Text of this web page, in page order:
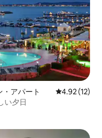
アパート レビュー12
4.92 (12)
い夕日